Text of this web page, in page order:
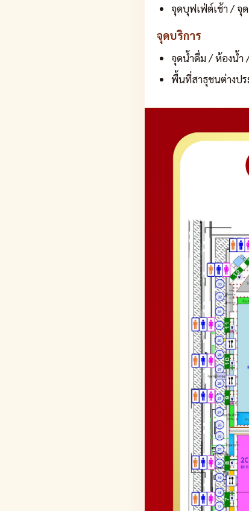
จุดบุฟเฟ่ต์เช้า / จุ
จุดบริการ
จุดน้ำดื่ม / ห้องน้ำ
พื้นที่สาธุชนต่างปร